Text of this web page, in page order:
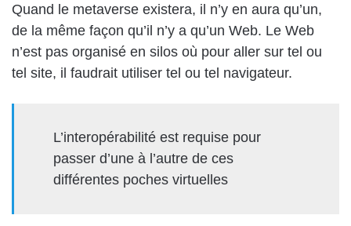
Quand le metaverse existera, il n’y en aura qu’un,
de la même façon qu’il n’y a qu’un Web. Le Web
n’est pas organisé en silos où pour aller sur tel ou
tel site, il faudrait utiliser tel ou tel navigateur.
L’interopérabilité est requise pour
passer d’une à l’autre de ces
différentes poches virtuelles